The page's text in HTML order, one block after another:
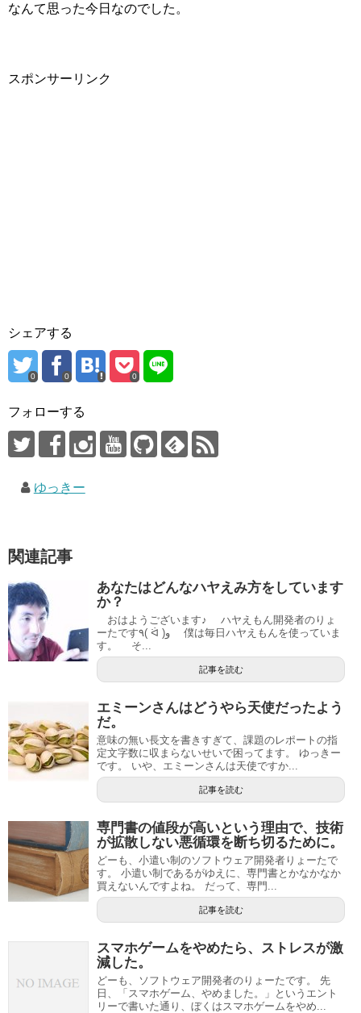
なんて思った今日なのでした。
スポンサーリンク
シェアする
0 0 0
フォローする
ゆっきー
関連記事
あなたはどんなハヤえみ方をしています
か？
おはようございます♪ ハヤえもん開発者のりょ
ーたです٩( ᐛ )و 僕は毎日ハヤえもんを使っていま
す。 そ...
記事を読む
エミーンさんはどうやら天使だったよう
だ。
意味の無い長文を書きすぎて、課題のレポートの指
定文字数に収まらないせいで困ってます。 ゆっきー
です。 いや、エミーンさんは天使ですか...
記事を読む
専門書の値段が高いという理由で、技術
が拡散しない悪循環を断ち切るために。
どーも、小遣い制のソフトウェア開発者りょーたで
す。 小遣い制であるがゆえに、専門書とかなかなか
買えないんですよね。 だって、専門...
記事を読む
スマホゲームをやめたら、ストレスが激
減した。
どーも、ソフトウェア開発者のりょーたです。 先
日、「スマホゲーム、やめました。」というエント
リーで書いた通り、ぼくはスマホゲームをやめ...